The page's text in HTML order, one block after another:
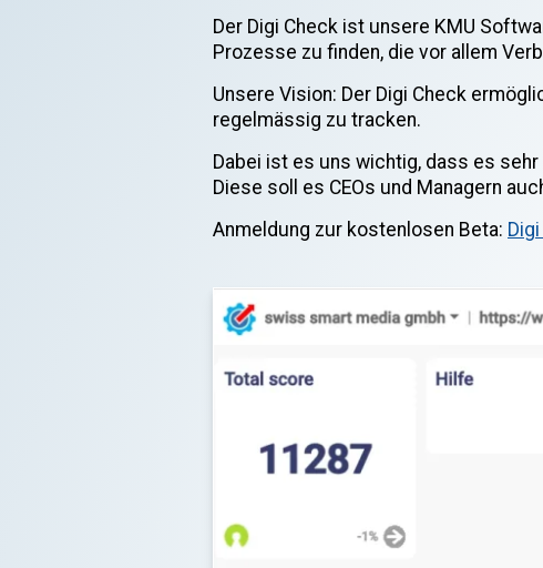
Der Digi Check ist unsere KMU
Prozesse zu finden, die vor allem
Unsere Vision: Der Digi Check
regelmässig zu tracken.
Dabei ist es uns wichtig, dass es
Diese soll es CEOs und Managern
Anmeldung zur kostenlosen Beta: